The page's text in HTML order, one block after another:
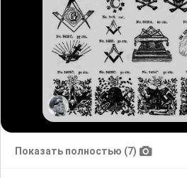
Показать полностью (7)